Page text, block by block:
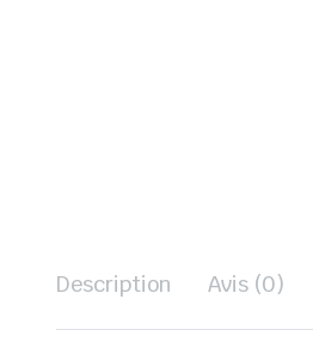
Description Avis (0)